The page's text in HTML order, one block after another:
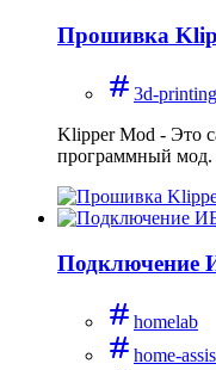
Прошивка
3d-printing
Klipper Mod - Это
программный мод.
Подключение
homelab
home-